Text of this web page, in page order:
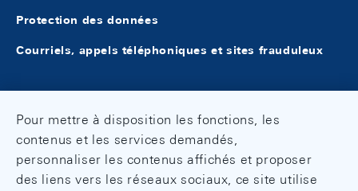
Protection des données
Courriels, appels téléphoniques et sites frauduleux
Pour mettre à disposition les fonctions, les
contenus et les services demandés,
personnaliser les contenus affichés et proposer
des liens vers les réseaux sociaux, ce site utilise